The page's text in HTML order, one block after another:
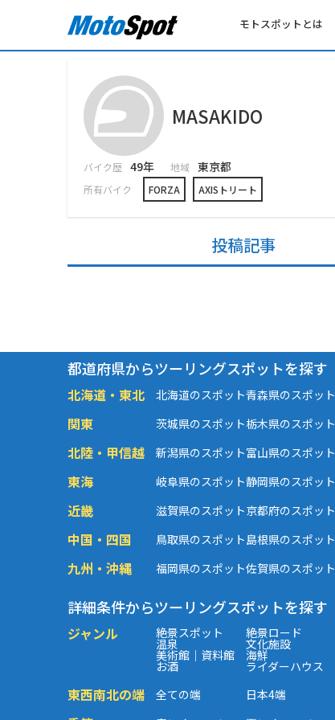
モトスポットとは
MASAKIDO
バイク歴 49年 地域 東京都
所有バイク FORZA AXISトリート
投稿記事
都道府県からツーリングスポットを探す
北海道・東北 北海道のスポット青森県のスポット
関東 茨城県のスポット栃木県のスポット
北陸・甲信越 新潟県のスポット富山県のスポット
東海 岐阜県のスポット静岡県のスポット
近畿 滋賀県のスポット京都府のスポット
中国・四国 鳥取県のスポット島根県のスポット
九州・沖縄 福岡県のスポット佐賀県のスポット
詳細条件からツーリングスポットを探す
ジャンル 絶景スポット 絶景ロード
温泉 文化施設
美術館｜資料館 海鮮
お酒 ライダーハウス
東西南北の端 全ての端 日本4端